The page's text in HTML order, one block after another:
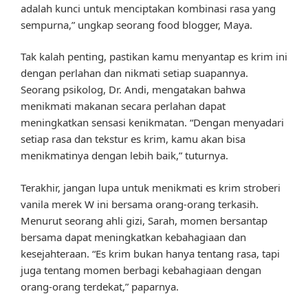
adalah kunci untuk menciptakan kombinasi rasa yang
sempurna,” ungkap seorang food blogger, Maya.
Tak kalah penting, pastikan kamu menyantap es krim ini
dengan perlahan dan nikmati setiap suapannya.
Seorang psikolog, Dr. Andi, mengatakan bahwa
menikmati makanan secara perlahan dapat
meningkatkan sensasi kenikmatan. “Dengan menyadari
setiap rasa dan tekstur es krim, kamu akan bisa
menikmatinya dengan lebih baik,” tuturnya.
Terakhir, jangan lupa untuk menikmati es krim stroberi
vanila merek W ini bersama orang-orang terkasih.
Menurut seorang ahli gizi, Sarah, momen bersantap
bersama dapat meningkatkan kebahagiaan dan
kesejahteraan. “Es krim bukan hanya tentang rasa, tapi
juga tentang momen berbagi kebahagiaan dengan
orang-orang terdekat,” paparnya.